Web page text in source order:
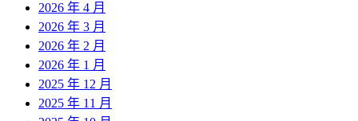
2026 年 4 月
2026 年 3 月
2026 年 2 月
2026 年 1 月
2025 年 12 月
2025 年 11 月